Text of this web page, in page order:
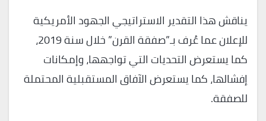
يناقش هذا التقدير الاستراتيجي الجهود الأمريكية
للإعلان عما عُرف بـ”صفقة القرن” خلال سنة 2019،
كما يستعرض التحديات التي تواجهها، وإمكانات
إفشالها، كما يستعرض الآفاق المستقبلية المحتملة
للصفقة.